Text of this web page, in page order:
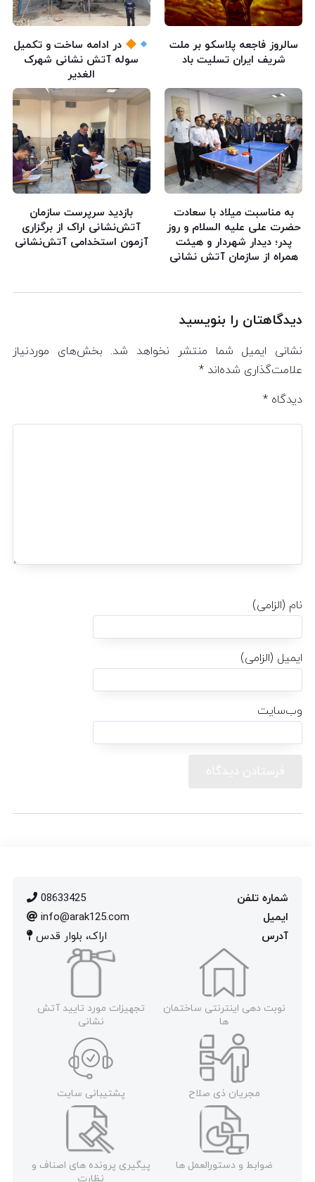
سالروز فاجعه پلاسکو بر ملت
شریف ایران تسلیت باد
در ادامه ساخت و تکمیل
سوله آتش نشانی شهرک
الغدیر
به مناسبت میلاد با سعادت
حضرت علی علیه السلام و روز
پدر؛ دیدار شهردار و هیئت
همراه از سازمان آتش نشانی
بازدید سرپرست سازمان
آتش‌نشانی اراک از برگزاری
آزمون استخدامی آتش‌نشانی
دیدگاهتان را بنویسید
نشانی ایمیل شما منتشر نخواهد شد. بخش‌های موردنیاز
علامت‌گذاری شده‌اند *
دیدگاه *
نام (الزامی)
ایمیل (الزامی)
وب‌سایت
شماره تلفن
08633425
ایمیل
info@arak125.com
آدرس
اراک، بلوار قدس
نوبت دهی اینترنتی ساختمان
ها
تجهیزات مورد تایید آتش
نشانی
مجریان ذی صلاح پشتیبانی سایت
ضوابط و دستورالعمل ها
پیگیری پرونده های اصناف و
نظارت